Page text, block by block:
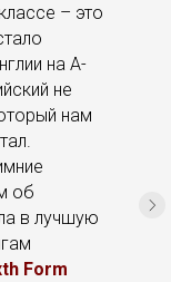
– это
на A-
не
нам
об
в лучшую
Form